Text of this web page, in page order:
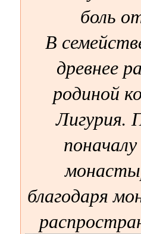
боль
В
древнее
родиной
Лигурия.
благодаря